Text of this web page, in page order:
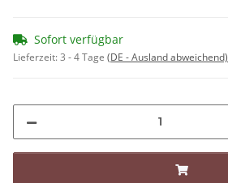
Sofort verfügbar
Lieferzeit:3 - 4 Tage (DE - Ausland abweichend)